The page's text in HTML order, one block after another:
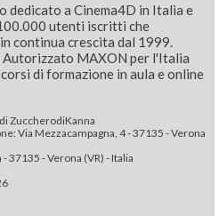
dedicato a Cinema4D in Italia e
utenti iscritti che
continua crescita dal 1999.
MAXON per l'Italia
di formazione in aula e online
ZuccherodiKanna
Via Mezzacampagna, 4 - 37135 - Verona
37135 - Verona (VR) - Italia